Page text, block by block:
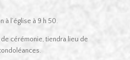
à l’église à 9 h 50.
de cérémonie, tiendra lieu de